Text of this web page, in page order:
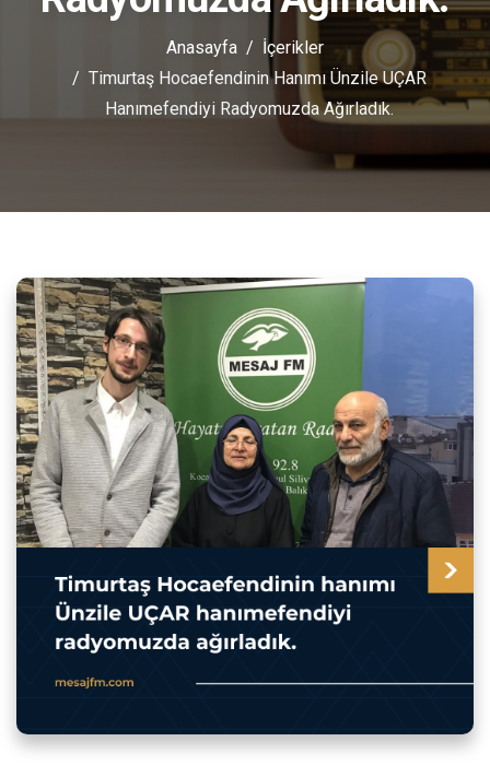
Anasayfa
İçerikler
Timurtaş Hocaefendinin Hanımı Ünzile UÇAR
Hanımefendiyi Radyomuzda Ağırladık.